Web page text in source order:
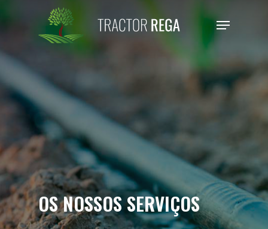
content
Menu
OS NOSSOS SERVIÇOS